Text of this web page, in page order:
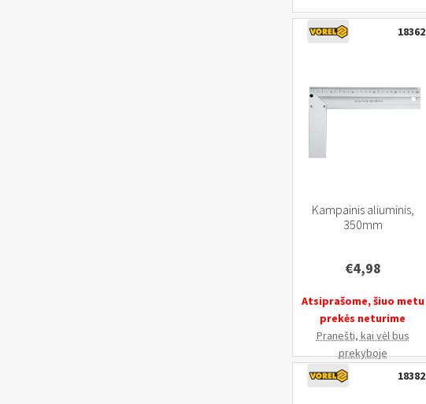
18362
Kampainis aliuminis,
350mm
€4,98
Atsiprašome, šiuo metu
prekės neturime
Pranešti, kai vėl bus
prekyboje
18382